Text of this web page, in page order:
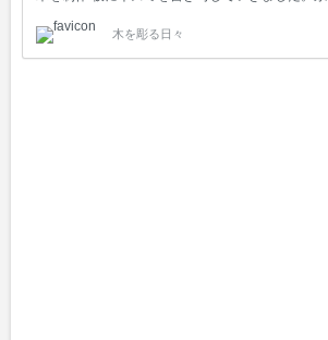
木の実にウッドカラーを塗り完成です。 完成 題：
ネズミの家族 しっぽのところの木の実は、本には
木を彫る日々